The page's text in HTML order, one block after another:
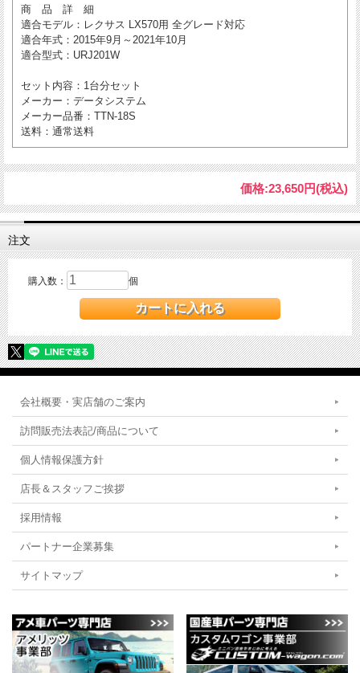
商 品 詳 細
適合モデル ：レクサス LX570用 全グレード対応
適合年式 ：2015年9月～2021年10月
適合型式 ：URJ201W
セット内容 ：1台分セット
メーカー ：データシステム
メーカー品番 ：TTN-18S
送料 ：通常送料
価格:23,650円(税込)
注文
購入数： 個
会社概要・実店舗のご案内
訪問販売法表記/商品について
個人情報保護方針
店長＆スタッフご挨拶
採用情報
パートナー企業募集
サイトマップ